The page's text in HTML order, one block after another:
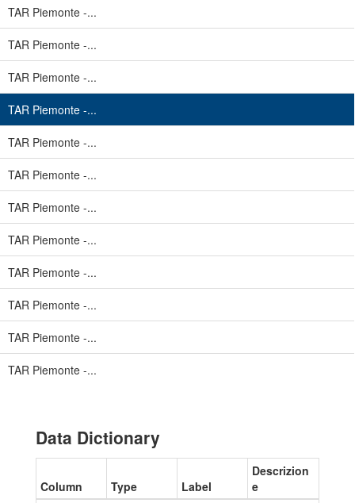
TAR Piemonte -...
TAR Piemonte -...
TAR Piemonte -...
TAR Piemonte -...
TAR Piemonte -...
TAR Piemonte -...
TAR Piemonte -...
TAR Piemonte -...
TAR Piemonte -...
TAR Piemonte -...
TAR Piemonte -...
TAR Piemonte -...
Data Dictionary
Column Type Label
Descrizion
e